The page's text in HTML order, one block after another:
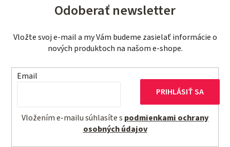
Odoberať newsletter
Vložte svoj e-mail a my Vám budeme zasielať informácie o
nových produktoch na našom e-shope.
Email
Vložením e-mailu súhlasíte s podmienkami ochrany
osobných údajov
PRIHLÁSIŤ SA